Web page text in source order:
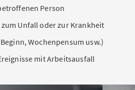
Person
Unfall oder zur Krankheit
Wochenpensum usw.)
mit Arbeitsausfall